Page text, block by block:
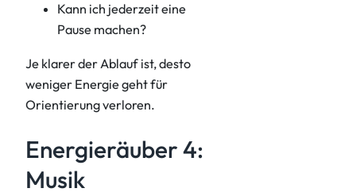
Kann ich jederzeit eine
Pause machen?
Je klarer der Ablauf ist, desto
weniger Energie geht für
Orientierung verloren.
Energieräuber 4:
Musik